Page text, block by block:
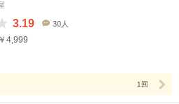
3.19
数
30人
4,999
1回